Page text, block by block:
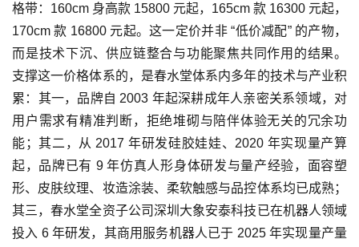
格带：160cm 身高款 15800 元起，165cm 款 16300 元起，
170cm 款 16800 元起。这一定价并非 “低价减配” 的产物，
而是技术下沉、供应链整合与功能聚焦共同作用的结果。
支撑这一价格体系的，是春水堂体系内多年的技术与产业积
累：其一，品牌自 2003 年起深耕成年人亲密关系领域，对
用户需求有精准判断，拒绝堆砌与陪伴体验无关的冗余功
能；其二，从 2017 年研发硅胶娃娃、2020 年实现量产算
起，品牌已有 9 年仿真人形身体研发与量产经验，面容塑
形、皮肤纹理、妆造涂装、柔软触感与品控体系均已成熟；
其三，春水堂全资子公司深圳大象安泰科技已在机器人领域
投入 6 年研发，其商用服务机器人已于 2025 年实现量产量